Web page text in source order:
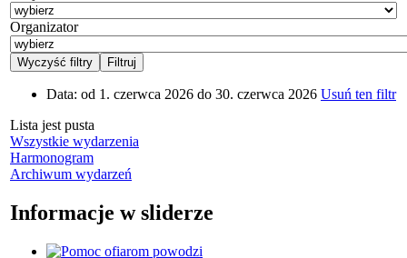
Organizator
Data: od 1. czerwca 2026 do 30. czerwca 2026 Usuń ten filtr
Lista jest pusta
Wszystkie wydarzenia
Harmonogram
Archiwum wydarzeń
Informacje w sliderze